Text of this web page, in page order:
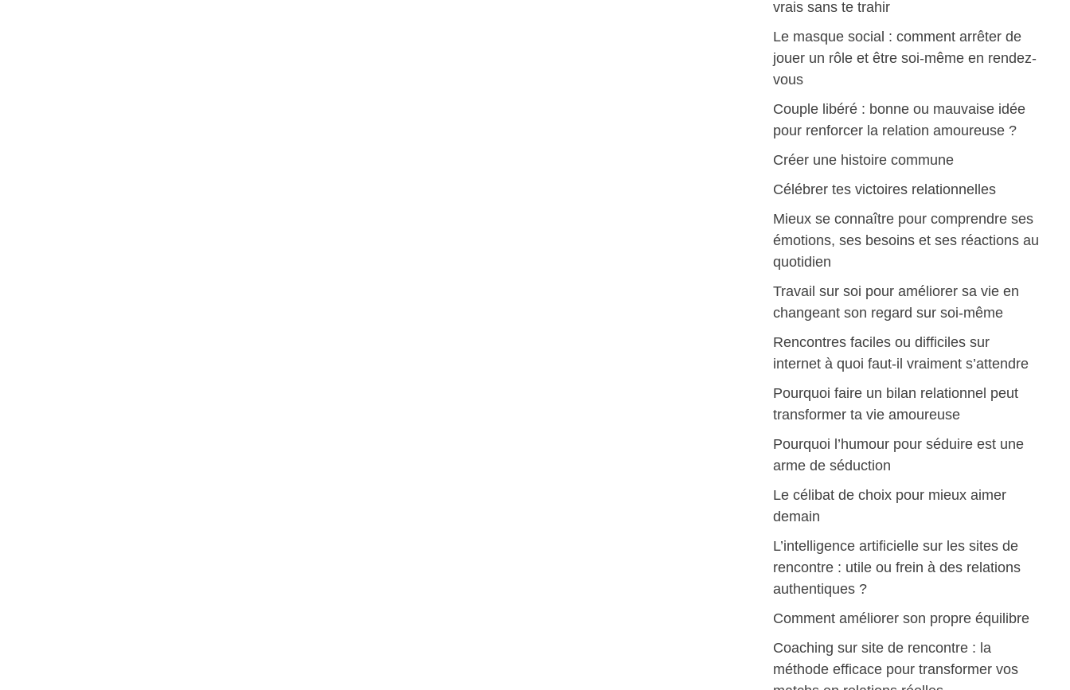
vrais sans te trahir
Le masque social : comment arrêter de
jouer un rôle et être soi-même en rendez-
vous
Couple libéré : bonne ou mauvaise idée
pour renforcer la relation amoureuse ?
Créer une histoire commune
Célébrer tes victoires relationnelles
Mieux se connaître pour comprendre ses
émotions, ses besoins et ses réactions au
quotidien
Travail sur soi pour améliorer sa vie en
changeant son regard sur soi-même
Rencontres faciles ou difficiles sur
internet à quoi faut-il vraiment s’attendre
Pourquoi faire un bilan relationnel peut
transformer ta vie amoureuse
Pourquoi l’humour pour séduire est une
arme de séduction
Le célibat de choix pour mieux aimer
demain
L’intelligence artificielle sur les sites de
rencontre : utile ou frein à des relations
authentiques ?
Comment améliorer son propre équilibre
Coaching sur site de rencontre : la
méthode efficace pour transformer vos